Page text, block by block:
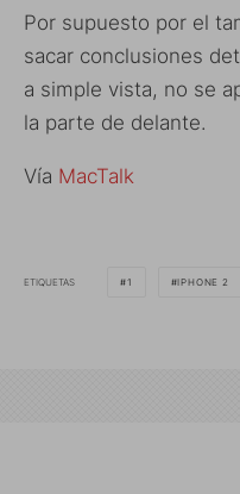
Por supuesto por el
sacar conclusiones
a simple vista, no se
la parte de delante.
Vía MacTalk
ETIQUETAS 1 IPHONE 2